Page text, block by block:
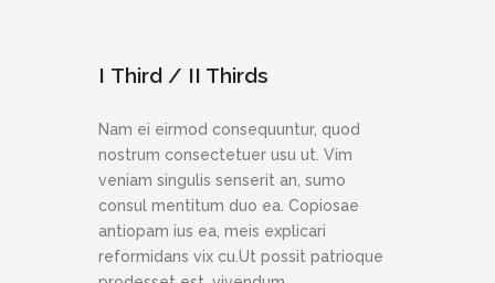
I Third / II Thirds
Nam ei eirmod consequuntur, quod
nostrum consectetuer usu ut. Vim
veniam singulis senserit an, sumo
consul mentitum duo ea. Copiosae
antiopam ius ea, meis explicari
reformidans vix cu.Ut possit patrioque